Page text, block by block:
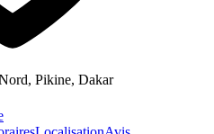
Pikine, Dakar